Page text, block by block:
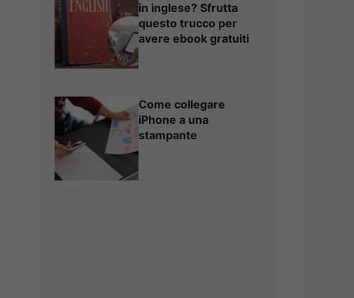
in inglese? Sfrutta
questo trucco per
avere ebook gratuiti
Come collegare
iPhone a una
stampante